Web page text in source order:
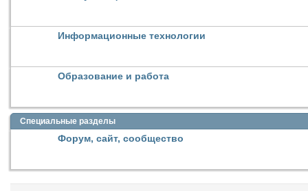
Информационные технологии
Образование и работа
Специальные разделы
Форум, сайт, сообщество